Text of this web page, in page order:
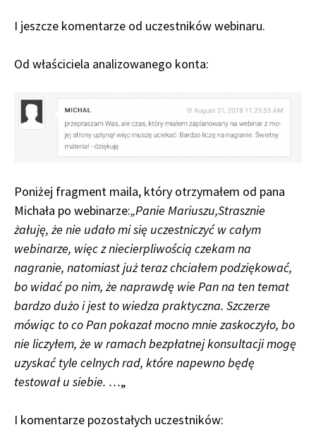
I jeszcze komentarze od uczestników webinaru.
Od właściciela analizowanego konta:
Poniżej fragment maila, który otrzymałem od pana
Michała po webinarze:„Panie Mariuszu,Strasznie
żałuję, że nie udało mi się uczestniczyć w całym
webinarze, więc z niecierpliwością czekam na
nagranie, natomiast już teraz chciałem podziękować,
bo widać po nim, że naprawdę wie Pan na ten temat
bardzo dużo i jest to wiedza praktyczna. Szczerze
mówiąc to co Pan pokazał mocno mnie zaskoczyło, bo
nie liczyłem, że w ramach bezpłatnej konsultacji mogę
uzyskać tyle celnych rad, które napewno będę
testował u siebie. …„
I komentarze pozostałych uczestników: